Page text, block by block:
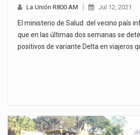
La Unión R800 AM Jul 12, 2021
El ministerio de Salud del vecino país
que en las últimas dos semanas se
positivos de variante Delta en viajeros